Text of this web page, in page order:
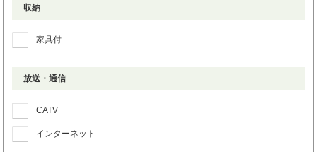
収納
家具付
放送・通信
CATV
インターネット